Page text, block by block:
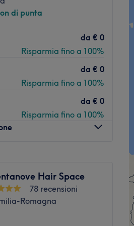
un servizio di
minuti a piedi dal salone.
altamente
nel momento
di punta
da € 0
Risparmia fino a 100%
da € 0
Risparmia fino a 100%
da € 0
Risparmia fino a 100%
Hair Space
78 recensioni
Romagna